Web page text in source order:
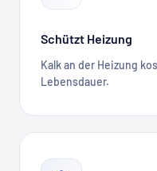
Schützt Heizung
Kalk an der Heizung
Lebensdauer.